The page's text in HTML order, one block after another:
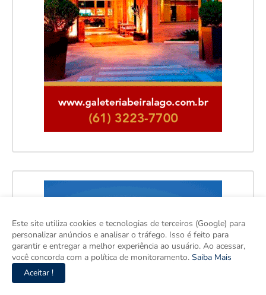
Este site utiliza cookies e tecnologias de terceiros (Google) para
personalizar anúncios e analisar o tráfego. Isso é feito para
garantir e entregar a melhor experiência ao usuário. Ao acessar,
você concorda com a política de monitoramento. Saiba Mais
Aceitar !